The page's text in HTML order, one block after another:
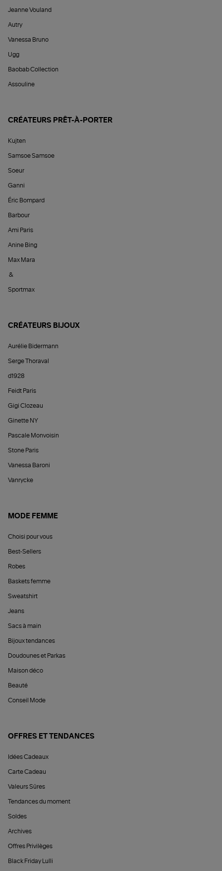
Jeanne Vouland
Autry
Vanessa Bruno
Ugg
Baobab Collection
Assouline
CRÉATEURS PRÊT-À-PORTER
Kujten
Samsoe Samsoe
Soeur
Ganni
Éric Bompard
Barbour
Ami Paris
Anine Bing
Max Mara
&
Sportmax
CRÉATEURS BIJOUX
Aurélie Bidermann
Serge Thoraval
d1928
Feidt Paris
Gigi Clozeau
Ginette NY
Pascale Monvoisin
Stone Paris
Vanessa Baroni
Vanrycke
MODE FEMME
Choisi pour vous
Best-Sellers
Robes
Baskets femme
Sweatshirt
Jeans
Sacs à main
Bijoux tendances
Doudounes et Parkas
Maison déco
Beauté
Conseil Mode
OFFRES ET TENDANCES
Idées Cadeaux
Carte Cadeau
Valeurs Sûres
Tendances du moment
Soldes
Archives
Offres Privilèges
Black Friday Lulli